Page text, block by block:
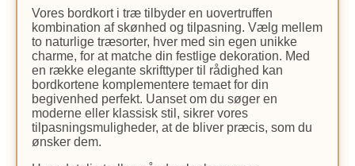
Vores bordkort i træ tilbyder en uovertruffen
kombination af skønhed og tilpasning. Vælg mellem
to naturlige træsorter, hver med sin egen unikke
charme, for at matche din festlige dekoration. Med
en række elegante skrifttyper til rådighed kan
bordkortene komplementere temaet for din
begivenhed perfekt. Uanset om du søger en
moderne eller klassisk stil, sikrer vores
tilpasningsmuligheder, at de bliver præcis, som du
ønsker dem.